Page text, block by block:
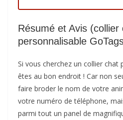
Résumé et Avis
personnalisable
Si vous cherchez un collier chat
êtes au bon endroit ! Car non
faire broder le nom de votre
votre numéro de téléphone,
parmi tout un panel de